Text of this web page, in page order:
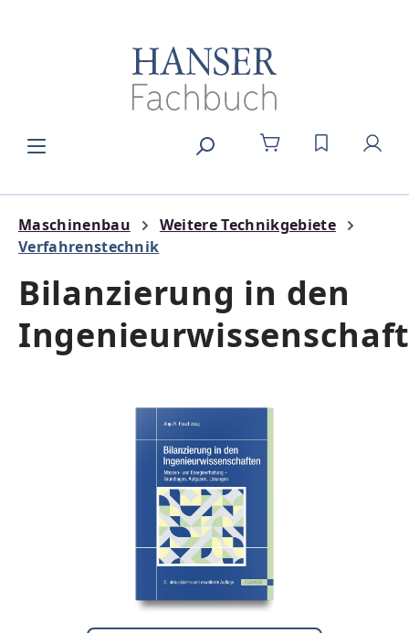
DU HAST 0
Maschinenbau
Weitere Technikgebiete
Verfahrenstechnik
Bilanzierung in den
Bildergalerie überspringen